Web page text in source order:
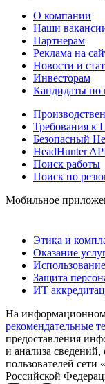
О компании
Наши
Партнерам
Реклама на
Новости и
Инвесторам
Кандидаты по
Требования к
Безопасный
HeadHunter
Поиск работы
Поиск по
Мобильное
Этика и
Оказание
Защита
ИТ
На информационном
рекомендательные
предоставления
и анализа
пользователей
Российской